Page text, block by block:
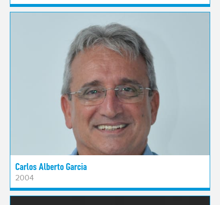
Carlos Alberto Garcia
2004